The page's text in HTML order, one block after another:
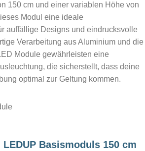
150 cm und einer variablen Höhe von
Modul eine ideale
auffällige Designs und eindrucksvolle
Verarbeitung aus Aluminium und die
Module gewährleisten eine
die sicherstellt, dass deine
optimal zur Geltung kommen.
Basismoduls 150 cm